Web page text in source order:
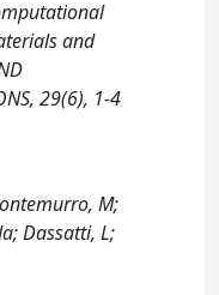
and
29(6), 1-4
M;
Dassatti, L;